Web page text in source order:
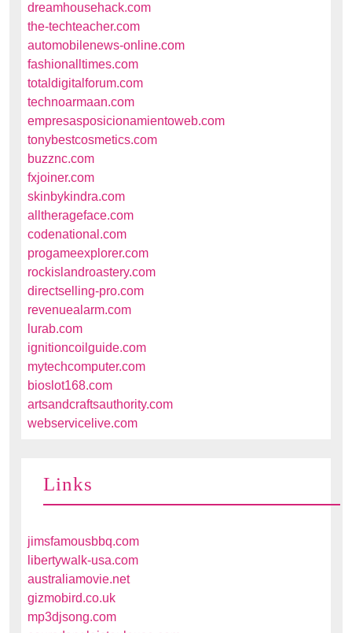
dreamhousehack.com
the-techteacher.com
automobilenews-online.com
fashionalltimes.com
totaldigitalforum.com
technoarmaan.com
empresasposicionamientoweb.com
tonybestcosmetics.com
buzznc.com
fxjoiner.com
skinbykindra.com
alltherageface.com
codenational.com
progameexplorer.com
rockislandroastery.com
directselling-pro.com
revenuealarm.com
lurab.com
ignitioncoilguide.com
mytechcomputer.com
bioslot168.com
artsandcraftsauthority.com
webservicelive.com
Links
jimsfamousbbq.com
libertywalk-usa.com
australiamovie.net
gizmobird.co.uk
mp3djsong.com